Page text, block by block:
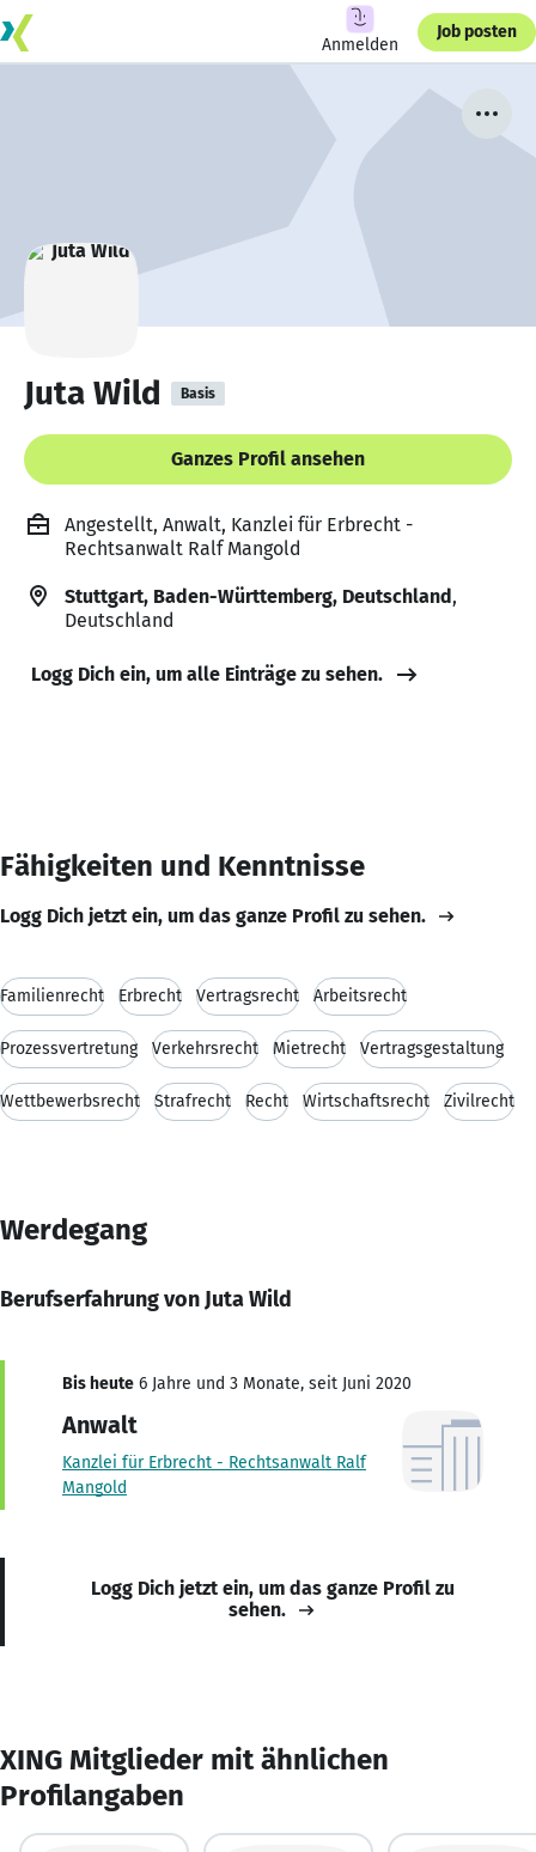
Anmelden
Job posten
Juta Wild Basis
Ganzes Profil ansehen
Angestellt, Anwalt, Kanzlei für Erbrecht -
Rechtsanwalt Ralf Mangold
Stuttgart, Baden-Württemberg, Deutschland,
Deutschland
Logg Dich ein, um alle Einträge zu sehen.
Fähigkeiten und Kenntnisse
Logg Dich jetzt ein, um das ganze Profil zu sehen.
Familienrecht Erbrecht Vertragsrecht Arbeitsrecht
Prozessvertretung Verkehrsrecht Mietrecht Vertragsgestaltung
Wettbewerbsrecht Strafrecht Recht Wirtschaftsrecht Zivilrecht
Werdegang
Berufserfahrung von Juta Wild
Bis heute 6 Jahre und 3 Monate, seit Juni 2020
Anwalt
Kanzlei für Erbrecht - Rechtsanwalt Ralf
Mangold
Logg Dich jetzt ein, um das ganze Profil zu
sehen.
XING Mitglieder mit ähnlichen
Profilangaben